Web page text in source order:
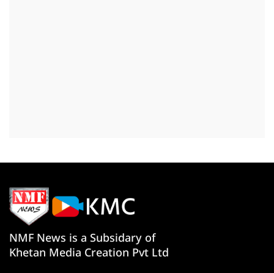
NMF News is a Subsidary of
Khetan Media Creation Pvt Ltd